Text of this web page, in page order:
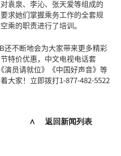
袁泉、李沁、张天爱等组成的
求她们掌握乘务工作的全套规
乘的职责进行了培训。
还不断地会为大家带来更多精彩
特价优惠，中文电视电话套
演员请就位》《中国好声音》等
大家！立即拨打1-877-482-5522
∧ 返回新闻列表